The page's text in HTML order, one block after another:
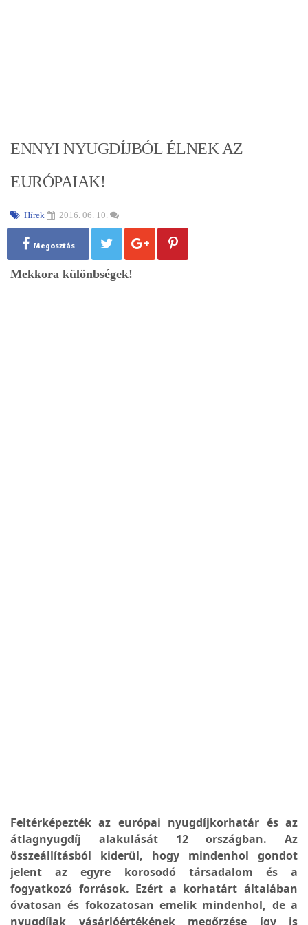
ENNYI NYUGDÍJBÓL ÉLNEK AZ
EURÓPAIAK!
Hírek 2016. 06. 10.
Megosztás
Mekkora különbségek!
Feltérképezték az európai nyugdíjkorhatár és az
átlagnyugdíj alakulását 12 országban. Az
összeállításból kiderül, hogy mindenhol gondot
jelent az egyre korosodó társadalom és a
fogyatkozó források. Ezért a korhatárt általában
óvatosan és fokozatosan emelik mindenhol, de a
nyugdíjak vásárlóértékének megőrzése így is